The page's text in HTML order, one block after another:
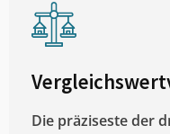
Die präziseste der